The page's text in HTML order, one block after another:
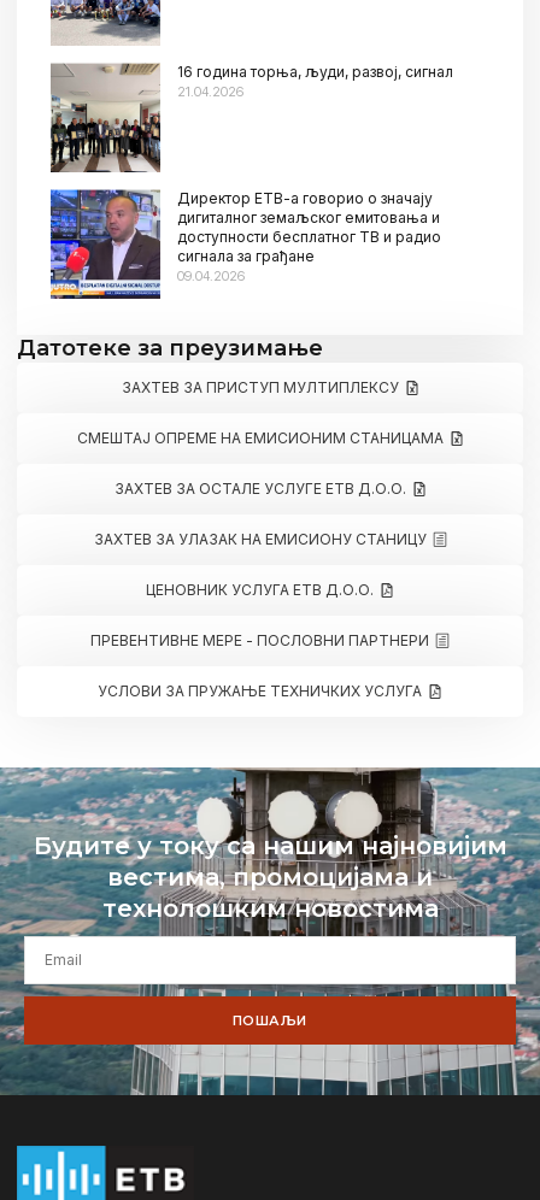
16 година торња, људи, развој, сигнал
21.04.2026
Директор ЕТВ-а говорио о значају
дигиталног земаљског емитовања и
доступности бесплатног ТВ и радио
сигнала за грађане
09.04.2026
Датотеке за преузимање
ЗАХТЕВ ЗА ПРИСТУП МУЛТИПЛЕКСУ
СМЕШТАЈ ОПРЕМЕ НА ЕМИСИОНИМ СТАНИЦАМА
ЗАХТЕВ ЗА ОСТАЛЕ УСЛУГЕ ЕТВ Д.О.О.
ЗАХТЕВ ЗА УЛАЗАК НА ЕМИСИОНУ СТАНИЦУ
ЦЕНОВНИК УСЛУГА ЕТВ Д.О.О.
ПРЕВЕНТИВНЕ МЕРЕ - ПОСЛОВНИ ПАРТНЕРИ
УСЛОВИ ЗА ПРУЖАЊЕ ТЕХНИЧКИХ УСЛУГА
Будите у току са нашим најновијим
вестима, промоцијама и
технолошким новостима
ПОШАЉИ